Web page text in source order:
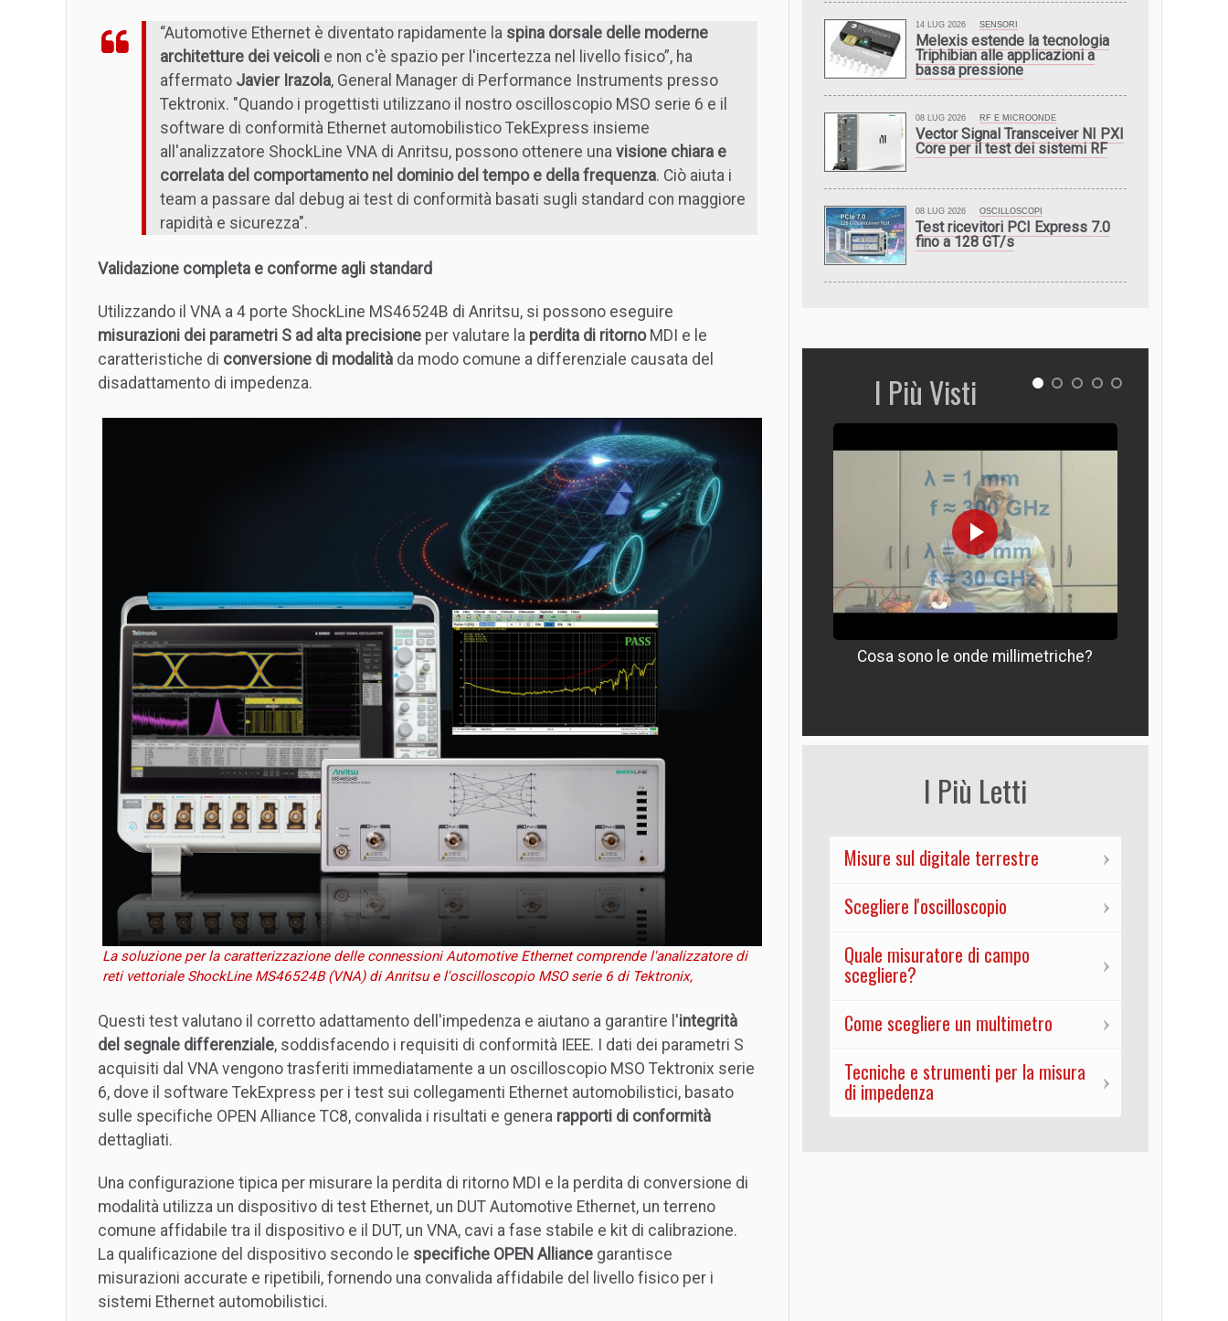
“Automotive Ethernet è diventato rapidamente la spina dorsale delle moderne
architetture dei veicoli e non c'è spazio per l'incertezza nel livello fisico”, ha
affermato Javier Irazola, General Manager di Performance Instruments presso
Tektronix. "Quando i progettisti utilizzano il nostro oscilloscopio MSO serie 6 e il
software di conformità Ethernet automobilistico TekExpress insieme
all'analizzatore ShockLine VNA di Anritsu, possono ottenere una visione chiara e
correlata del comportamento nel dominio del tempo e della frequenza. Ciò aiuta i
team a passare dal debug ai test di conformità basati sugli standard con maggiore
rapidità e sicurezza".
Validazione completa e conforme agli standard
Utilizzando il VNA a 4 porte ShockLine MS46524B di Anritsu, si possono eseguire
misurazioni dei parametri S ad alta precisione per valutare la perdita di ritornoMDI e le
caratteristiche di conversione di modalità da modo comune a differenziale causata del
disadattamento di impedenza.
La soluzione per la caratterizzazione delle connessioni Automotive Ethernet comprende l'analizzatore di
reti vettoriale ShockLine MS46524B (VNA) di Anritsu e l'oscilloscopio MSO serie 6 di Tektronix,
Questi test valutano il corretto adattamento dell'impedenza e aiutano a garantire l'integrità
del segnale differenziale, soddisfacendo i requisiti di conformità IEEE. I dati dei parametri S
acquisiti dal VNA vengono trasferiti immediatamente a un oscilloscopio MSO Tektronix serie
6, dove il software TekExpress per i test sui collegamenti Ethernet automobilistici, basato
sulle specifiche OPEN Alliance TC8, convalida i risultati e genera rapporti di conformità
dettagliati.
Una configurazione tipica per misurare la perdita di ritorno MDI e la perdita di conversione di
modalità utilizza un dispositivo di test Ethernet, un DUT Automotive Ethernet, un terreno
comune affidabile tra il dispositivo e il DUT, un VNA, cavi a fase stabile e kit di calibrazione.
La qualificazione del dispositivo secondo le specifiche OPEN Alliance garantisce
misurazioni accurate e ripetibili, fornendo una convalida affidabile del livello fisico per i
sistemi Ethernet automobilistici.
14 LUG 2026 SENSORI
Melexis estende la tecnologia
Triphibian alle applicazioni a
bassa pressione
08 LUG 2026 RF E MICROONDE
Vector Signal Transceiver NI PXI
Core per il test dei sistemi RF
08 LUG 2026 OSCILLOSCOPI
Test ricevitori PCI Express 7.0
fino a 128 GT/s
I Più Visti
Cosa sono le onde millimetriche?
I Più Letti
Misure sul digitale terrestre
Scegliere l'oscilloscopio
Quale misuratore di campo
scegliere?
Come scegliere un multimetro
Tecniche e strumenti per la misura
di impedenza